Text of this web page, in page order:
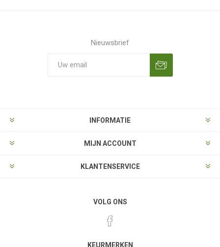
Nieuwsbrief
INFORMATIE
MIJN ACCOUNT
KLANTENSERVICE
VOLG ONS
KEURMERKEN